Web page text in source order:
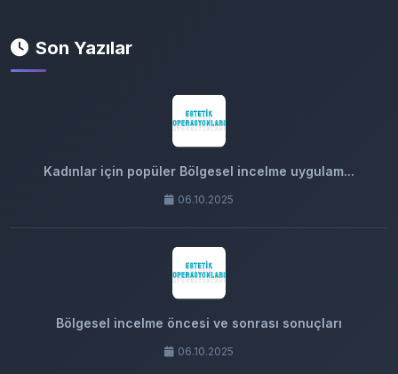
Son Yazılar
Kadınlar için popüler Bölgesel incelme uygulam...
06.10.2025
Bölgesel incelme öncesi ve sonrası sonuçları
06.10.2025